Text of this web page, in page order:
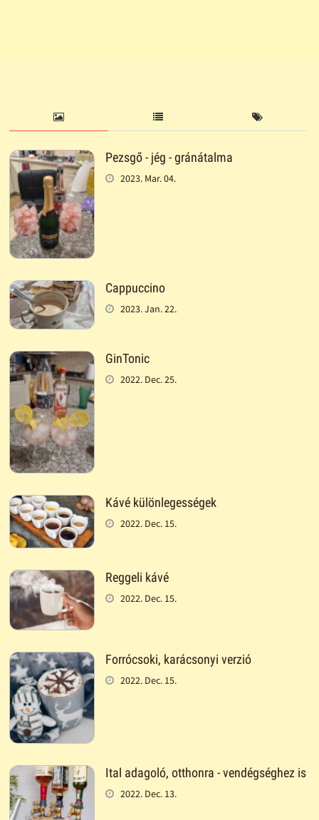
Pezsgő - jég - gránátalma
2023. Mar. 04.
Cappuccino
2023. Jan. 22.
GinTonic
2022. Dec. 25.
Kávé különlegességek
2022. Dec. 15.
Reggeli kávé
2022. Dec. 15.
Forrócsoki, karácsonyi verzió
2022. Dec. 15.
Ital adagoló, otthonra - vendégséghez is
2022. Dec. 13.